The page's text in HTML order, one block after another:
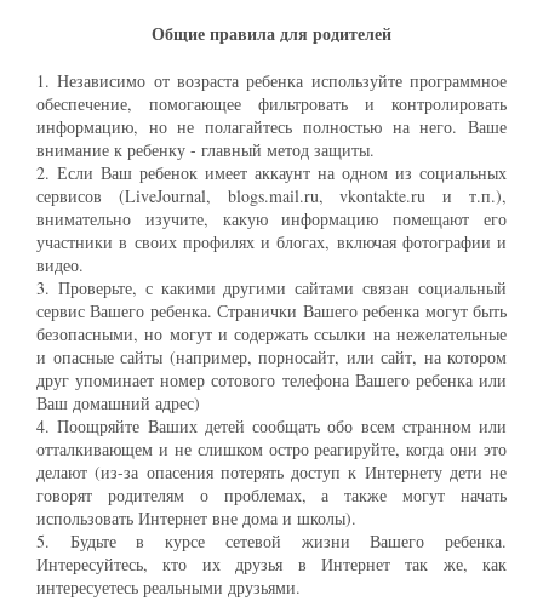
Общие правила для родителей
1. Независимо от возраста ребенка используйте программное
обеспечение, помогающее фильтровать и контролировать
информацию, но не полагайтесь полностью на него. Ваше
внимание к ребенку - главный метод защиты.
2. Если Ваш ребенок имеет аккаунт на одном из социальных
сервисов (LiveJournal, blogs.mail.ru, vkontakte.ru и т.п.),
внимательно изучите, какую информацию помещают его
участники в своих профилях и блогах, включая фотографии и
видео.
3. Проверьте, с какими другими сайтами связан социальный
сервис Вашего ребенка. Странички Вашего ребенка могут быть
безопасными, но могут и содержать ссылки на нежелательные
и опасные сайты (например, порносайт, или сайт, на котором
друг упоминает номер сотового телефона Вашего ребенка или
Ваш домашний адрес)
4. Поощряйте Ваших детей сообщать обо всем странном или
отталкивающем и не слишком остро реагируйте, когда они это
делают (из-за опасения потерять доступ к Интернету дети не
говорят родителям о проблемах, а также могут начать
использовать Интернет вне дома и школы).
5. Будьте в курсе сетевой жизни Вашего ребенка.
Интересуйтесь, кто их друзья в Интернет так же, как
интересуетесь реальными друзьями.